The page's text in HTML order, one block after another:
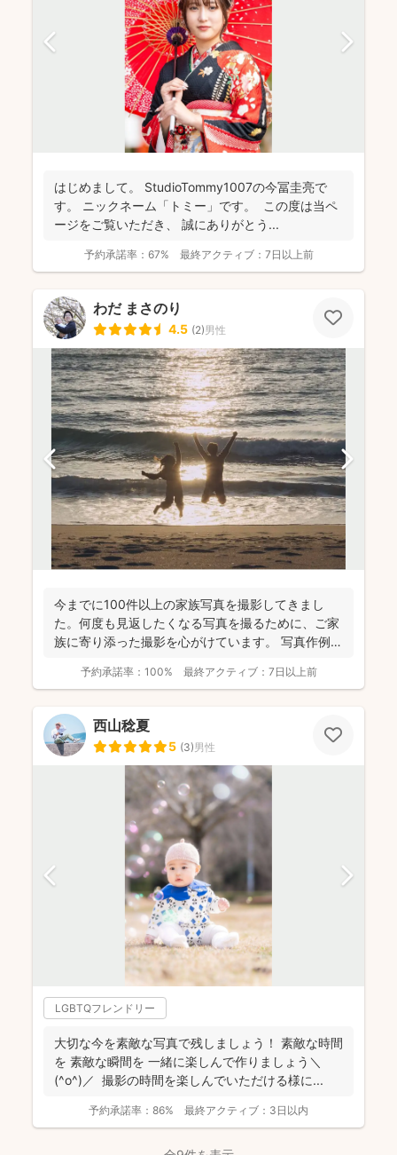
はじめまして。 StudioTommy1007の今冨圭亮で
す。 ニックネーム「トミー」です。 この度は当ペ
ージをご覧いただき、 誠にありがとう...
予約承諾率： 67% 最終アクティブ： 7日以上前
わだ まさのり
4.5 (2)男性
今までに100件以上の家族写真を撮影してきまし
た。何度も見返したくなる写真を撮るために、ご家
族に寄り添った撮影を心がけています。 写真作例は
予約承諾率： 100% 最終アクティブ： 7日以上前
西山稔夏
5 (3)男性
LGBTQフレンドリー
大切な今を素敵な写真で残しましょう！ 素敵な時間
を 素敵な瞬間を 一緒に楽しんで作りましょう＼
(^o^)／ 撮影の時間を楽しんでいただける様に...
予約承諾率： 86% 最終アクティブ： 3日以内